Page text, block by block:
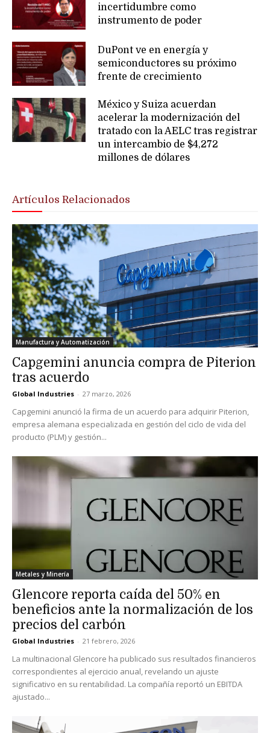
incertidumbre como
instrumento de poder
DuPont ve en energía y
semiconductores su próximo
frente de crecimiento
México y Suiza acuerdan
acelerar la modernización del
tratado con la AELC tras registrar
un intercambio de $4,272
millones de dólares
Artículos Relacionados
Manufactura y Automatización
Capgemini anuncia compra de Piterion
tras acuerdo
Global Industries - 27 marzo, 2026
Capgemini anunció la firma de un acuerdo para adquirir Piterion,
empresa alemana especializada en gestión del ciclo de vida del
producto (PLM) y gestión...
Metales y Minería
Glencore reporta caída del 50% en
beneficios ante la normalización de los
precios del carbón
Global Industries - 21 febrero, 2026
La multinacional Glencore ha publicado sus resultados financieros
correspondientes al ejercicio anual, revelando un ajuste
significativo en su rentabilidad. La compañía reportó un EBITDA
ajustado...